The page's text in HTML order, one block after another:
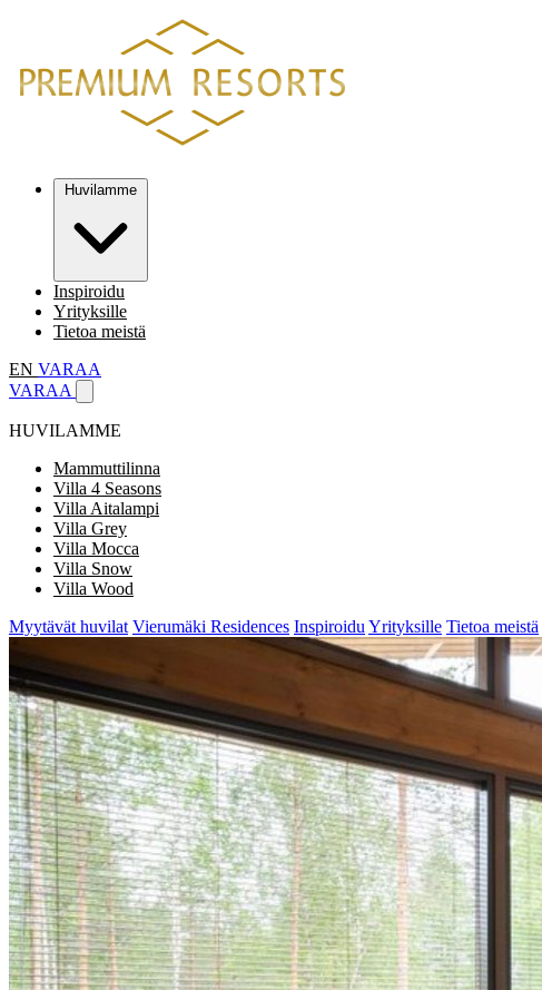
Inspiroidu
Yrityksille
Tietoa meistä
EN VARAA
VARAA
HUVILAMME
Mammuttilinna
Villa 4 Seasons
Villa Aitalampi
Villa Grey
Villa Mocca
Villa Snow
Villa Wood
Myytävät huvilat Vierumäki Residences Inspiroidu Yrityksille Tietoa meistä